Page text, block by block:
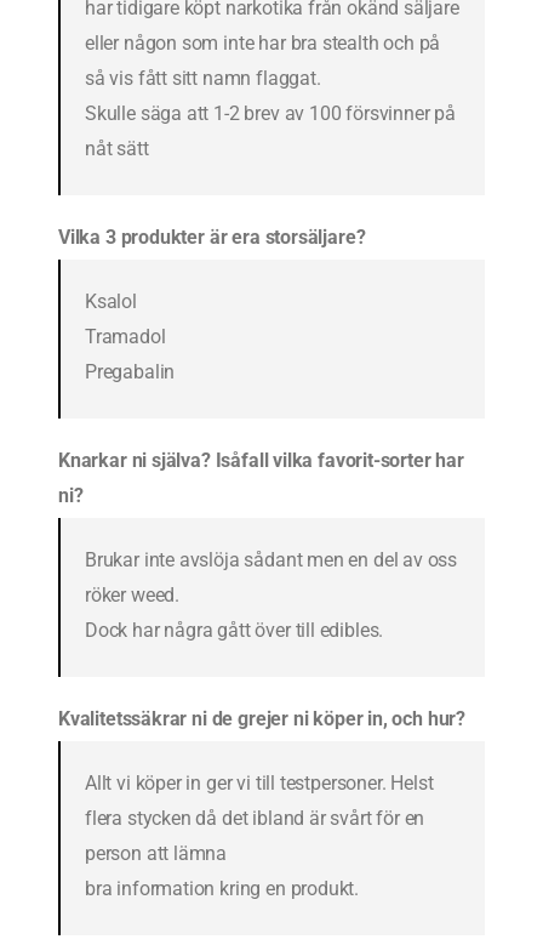
har tidigare köpt narkotika från okänd säljare
eller någon som inte har bra stealth och på
så vis fått sitt namn flaggat.
Skulle säga att 1-2 brev av 100 försvinner på
nåt sätt
Vilka 3 produkter är era storsäljare?
Ksalol
Tramadol
Pregabalin
Knarkar ni själva? Isåfall vilka favorit-sorter har
ni?
Brukar inte avslöja sådant men en del av oss
röker weed.
Dock har några gått över till edibles.
Kvalitetssäkrar ni de grejer ni köper in, och hur?
Allt vi köper in ger vi till testpersoner. Helst
flera stycken då det ibland är svårt för en
person att lämna
bra information kring en produkt.